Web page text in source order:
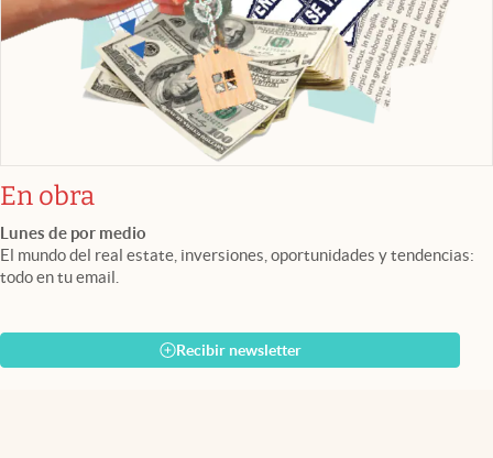
En obra
Lunes de por medio
El mundo del real estate, inversiones, oportunidades y tendencias:
todo en tu email.
Recibir newsletter